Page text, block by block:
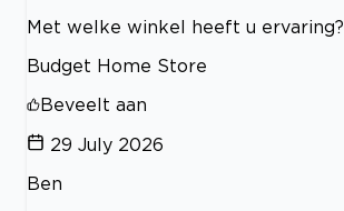
Met welke winkel heeft u ervaring?
Budget Home Store
Beveelt aan
29 July 2026
Ben